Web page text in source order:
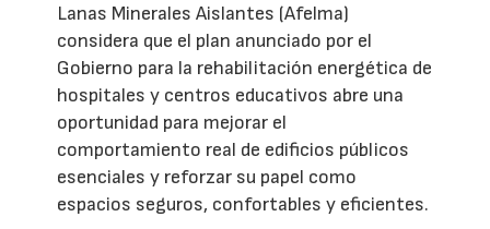
Lanas Minerales Aislantes (Afelma)
considera que el plan anunciado por el
Gobierno para la rehabilitación energética de
hospitales y centros educativos abre una
oportunidad para mejorar el
comportamiento real de edificios públicos
esenciales y reforzar su papel como
espacios seguros, confortables y eficientes.